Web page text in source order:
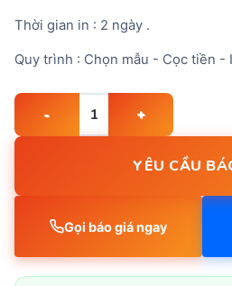
Thời gian in : 2 ngày .
Quy trình : Chọn mẫu - Cọc tiền -
TRANH HỒ CÁ HOÀNG HÔN 1
YÊU CẦU
Gọi báo giá ngay